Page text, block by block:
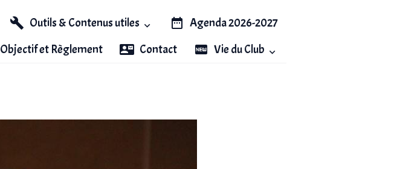
Outils & Contenus utiles
Agenda 2026-2027
Objectif et Règlement
Contact Vie du Club